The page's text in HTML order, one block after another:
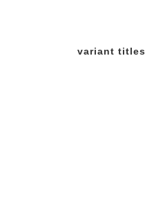
variant titles